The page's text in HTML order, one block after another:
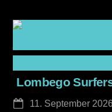
Lombego
11. September 2026